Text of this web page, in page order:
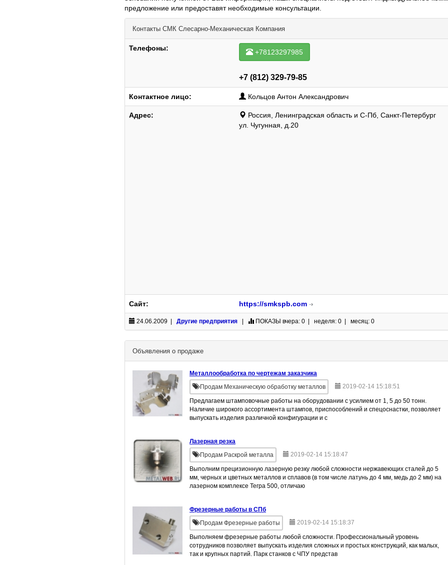
предложение или предоставят необходимые консультации.
Контакты СМК Слесарно-Механическая Компания
Телефоны: +78123297985
+7 (812) 329-79-85
Контактное лицо: Кольцов Антон Александрович
Адрес:
Россия, Ленинградская область и С-Пб, Санкт-Петербург
ул. Чугунная, д.20
Сайт: https://smkspb.com
24.06.2009 | Другие предприятия ПОКАЗЫ вчера: 0 | неделя: 0 | месяц: 0
Объявления о продаже
Металлообработка по чертежам заказчика
Продам Механическую обработку металлов
2019-02-14 15:18:51
Предлагаем штамповочные работы на оборудовании с усилием от 1, 5 до 50 тонн.
Наличие широкого ассортимента штампов, приспособлений и спецоснастки, позволяет
выпускать изделия различной конфигурации и с
Лазерная резка
Продам Раскрой металла
2019-02-14 15:18:47
Выполним прецизионную лазерную резку любой сложности нержавеющих сталей до 5
мм, черных и цветных металлов и сплавов (в том числе латунь до 4 мм, медь до 2 мм) на
лазерном комплексе Тегра 500, отличаю
Фрезерные работы в СПб
Продам Фрезерные работы
2019-02-14 15:18:37
Выполняем фрезерные работы любой сложности. Профессиональный уровень
сотрудников позволяет выпускать изделия сложных и простых конструкций, как малых,
так и крупных партий. Парк станков с ЧПУ представ